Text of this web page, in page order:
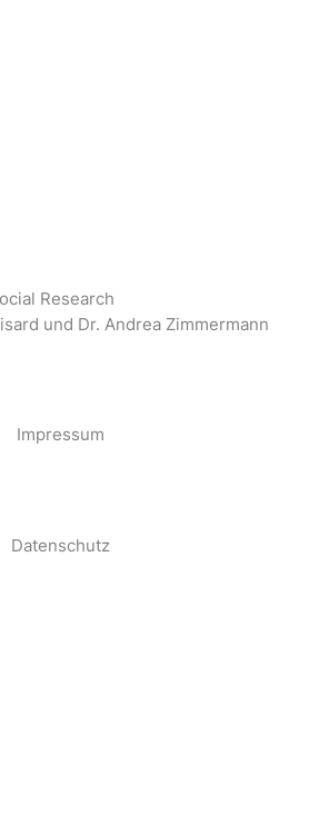
Research
und Dr. Andrea Zimmermann
Impressum
Datenschutz